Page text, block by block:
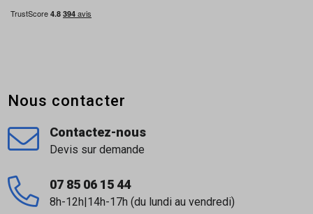
Nous contacter
Contactez-nous
Devis sur demande
07 85 06 15 44
8h-12h|14h-17h (du lundi au vendredi)